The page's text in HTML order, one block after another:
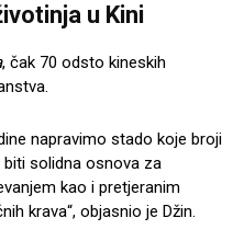
u Kini
, čak 70 odsto kineskih
napravimo stado koje broji
biti solidna osnova za
kao i pretjeranim
krava“, objasnio je Džin.